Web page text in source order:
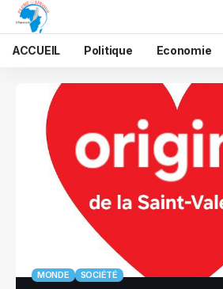
ACCUEIL Politique Economie
MONDE SOCIÉTÉ